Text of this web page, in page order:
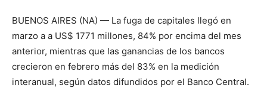
BUENOS AIRES (NA) — La fuga de capitales llegó en
marzo a a US$ 1771 millones, 84% por encima del mes
anterior, mientras que las ganancias de los bancos
crecieron en febrero más del 83% en la medición
interanual, según datos difundidos por el Banco Central.